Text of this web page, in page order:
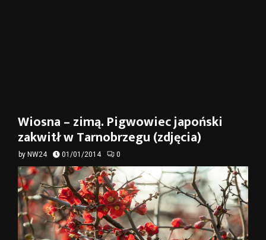
Wiosna – zimą. Pigwowiec japoński
zakwitł w Tarnobrzegu (zdjęcia)
by NW24 01/01/2014 0